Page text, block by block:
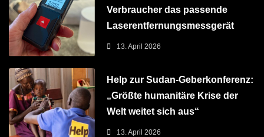
Verbraucher das passende
Laserentfernungsmessgerät
13. April 2026
Help zur Sudan-Geberkonferenz:
„Größte humanitäre Krise der
Welt weitet sich aus“
13. April 2026